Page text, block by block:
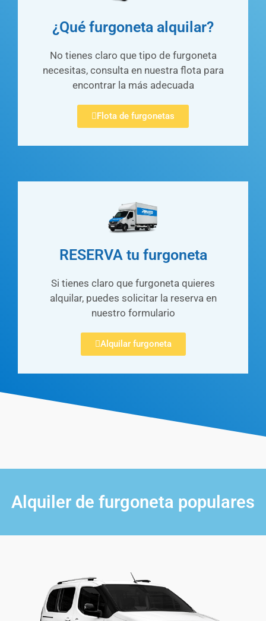
¿Qué furgoneta alquilar?
No tienes claro que tipo de furgoneta
necesitas, consulta en nuestra flota para
encontrar la más adecuada
Flota de furgonetas
RESERVA tu furgoneta
Si tienes claro que furgoneta quieres
alquilar, puedes solicitar la reserva en
nuestro formulario
Alquilar furgoneta
Alquiler de furgoneta populares